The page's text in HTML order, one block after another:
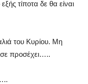
εξής τίποτα δε θα είναι
του Κυρίου. Μη
σε προσέχει…..